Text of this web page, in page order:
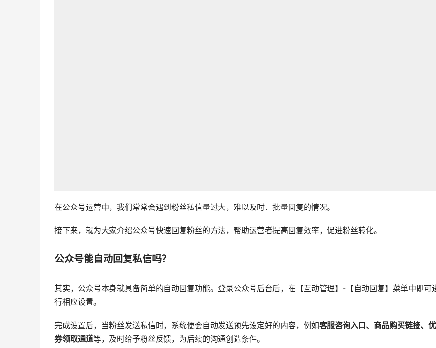
在公众号运营中，我们常常会遇到粉丝私信量过大，难以及时、批量回复的情况。
接下来，就为大家介绍公众号快速回复粉丝的方法，帮助运营者提高回复效率，促进粉丝转化。
公众号能自动回复私信吗？
其实，公众号本身就具备简单的自动回复功能。登录公众号后台后，在【互动管理】-【自动回复】菜单中即可
行相应设置。
完成设置后，当粉丝发送私信时，系统便会自动发送预先设定好的内容，例如客服咨询入口、商品购买链接、
券领取通道等，及时给予粉丝反馈，为后续的沟通创造条件。